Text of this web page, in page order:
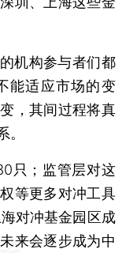
机构参与者们都
能适应市场的变
，其间过程将真
只；监管层对这
等更多对冲工具
对冲基金园区成
来会逐步成为中